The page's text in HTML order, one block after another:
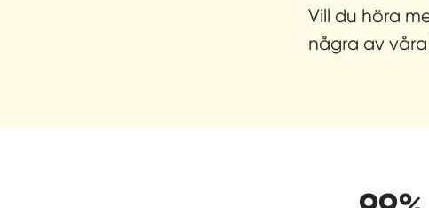
Vill du höra
några av